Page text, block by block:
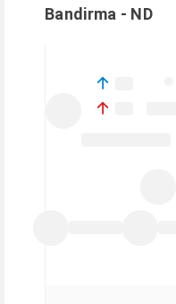
Bandirma - ND